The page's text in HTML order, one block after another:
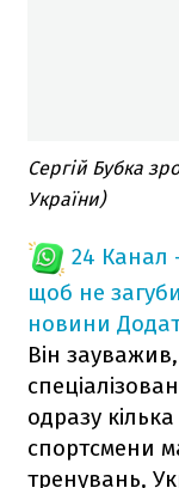
Сергій Бубка
України)
24 Канал
щоб не
новини
Він
одразу
спортсмени
тренувань,